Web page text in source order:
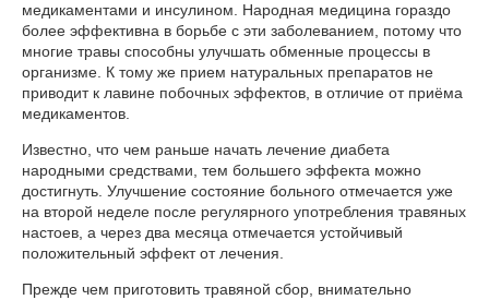
медикаментами и инсулином. Народная медицина гораздо
более эффективна в борьбе с эти заболеванием, потому что
многие травы способны улучшать обменные процессы в
организме. К тому же прием натуральных препаратов не
приводит к лавине побочных эффектов, в отличие от приёма
медикаментов.
Известно, что чем раньше начать лечение диабета
народными средствами, тем большего эффекта можно
достигнуть. Улучшение состояние больного отмечается уже
на второй неделе после регулярного употребления травяных
настоев, а через два месяца отмечается устойчивый
положительный эффект от лечения.
Прежде чем приготовить травяной сбор, внимательно